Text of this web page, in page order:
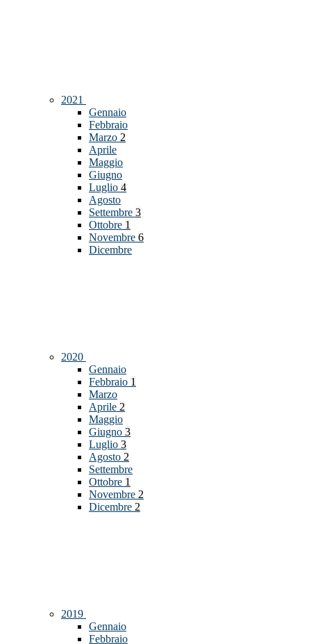
2021
Gennaio
Febbraio
Marzo 2
Aprile
Maggio
Giugno
Luglio 4
Agosto
Settembre 3
Ottobre 1
Novembre 6
Dicembre
2020
Gennaio
Febbraio 1
Marzo
Aprile 2
Maggio
Giugno 3
Luglio 3
Agosto 2
Settembre
Ottobre 1
Novembre 2
Dicembre 2
2019
Gennaio
Febbraio